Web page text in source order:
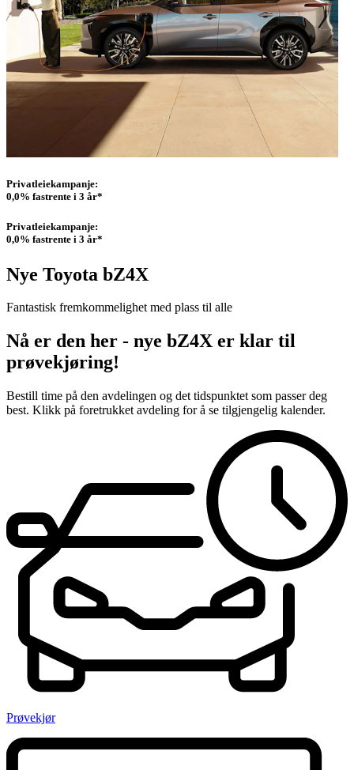
Privatleiekampanje:
0,0% fastrente i 3 år*
Privatleiekampanje:
0,0% fastrente i 3 år*
Nye Toyota bZ4X
Fantastisk fremkommelighet med plass til alle
Nå er den her - nye bZ4X er klar til
prøvekjøring!
Bestill time på den avdelingen og det tidspunktet som passer deg
best. Klikk på foretrukket avdeling for å se tilgjengelig kalender.
Prøvekjør